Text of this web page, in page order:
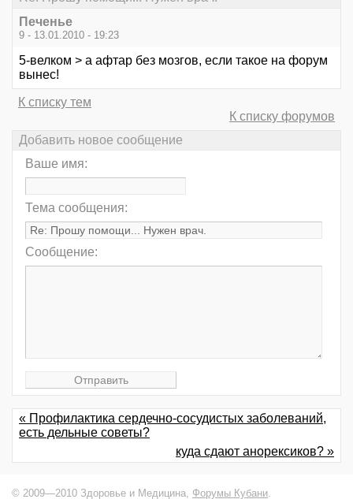
Печенье
9 - 13.01.2010 - 19:23
5-велком > а афтар без мозгов, если такое на форум
вынес!
К списку тем
К списку форумов
Добавить новое сообщение
Ваше имя:
Тема сообщения:
Сообщение:
« Профилактика сердечно-сосудистых заболеваний,
есть дельные советы?
куда сдают анорексиков? »
© 2009—2010 Здоровье и Медицина, Форумы Кубани